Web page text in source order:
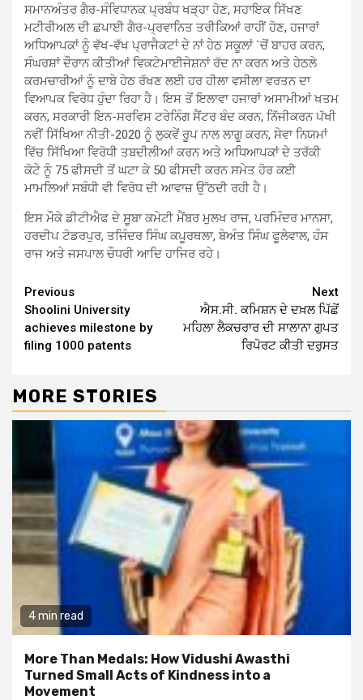
ਸਮਾਨਅੰਤਰ ਗੈਰ-ਸੰਵਿਧਾਨਕ ਪ੍ਰਬੰਧ ਖੜ੍ਹਾ ਹੋਣ, ਸਹਾਇਕ ਸਿੱਖਣ
ਮਟੀਰੀਅਲ ਦੀ ਛਪਾਈ ਗੈਰ-ਪ੍ਰਵਾਨਿਤ ਤਰੀਕਿਆਂ ਰਾਹੀਂ ਹੋਣ, ਹਜਾਰਾਂ
ਅਧਿਆਪਕਾਂ ਨੂੰ ਵੱਖ-ਵੱਖ ਪ੍ਰਾਜੈਕਟਾਂ ਦੇ ਨਾਂ ਹੇਠ ਸਕੂਲਾਂ `ਚੋਂ ਬਾਹਰ ਕਰਨ,
ਸੰਘਰਸ਼ਾਂ ਦੌਰਾਨ ਕੀਤੀਆਂ ਵਿਕਟੇਮਾਈਜੇਸ਼ਨਾਂ ਰੱਦ ਨਾ ਕਰਨ ਅਤੇ ਹੇਠਲੇ
ਕਰਮਚਾਰੀਆਂ ਨੂੰ ਦਾਬੇ ਹੇਠ ਰੱਖਣ ਲਈ ਹਰ ਹੀਲਾ ਵਸੀਲਾ ਵਰਤਨ ਦਾ
ਵਿਆਪਕ ਵਿਰੋਧ ਹੁੰਦਾ ਰਿਹਾ ਹੈ। ਇਸ ਤੋਂ ਇਲਾਵਾ ਹਜਾਰਾਂ ਅਸਾਮੀਆਂ ਖਤਮ
ਕਰਨ, ਸਰਕਾਰੀ ਇਨ-ਸਰਵਿਸ ਟਰੇਨਿੰਗ ਸੈਂਟਰ ਬੰਦ ਕਰਨ, ਨਿੱਜੀਕਰਨ ਪੱਖੀ
ਨਵੀਂ ਸਿੱਖਿਆ ਨੀਤੀ-2020 ਨੂੰ ਲੁਕਵੇਂ ਰੂਪ ਨਾਲ ਲਾਗੂ ਕਰਨ, ਸੇਵਾ ਨਿਯਮਾਂ
ਵਿੱਚ ਸਿੱਖਿਆ ਵਿਰੋਧੀ ਤਬਦੀਲੀਆਂ ਕਰਨ ਅਤੇ ਅਧਿਆਪਕਾਂ ਦੇ ਤਰੱਕੀ
ਕੋਟੇ ਨੂੰ 75 ਫੀਸਦੀ ਤੋਂ ਘਟਾ ਕੇ 50 ਫੀਸਦੀ ਕਰਨ ਸਮੇਤ ਹੋਰ ਕਈ
ਮਾਮਲਿਆਂ ਸਬੰਧੀ ਵੀ ਵਿਰੋਧ ਦੀ ਆਵਾਜ਼ ਉੱਠਦੀ ਰਹੀ ਹੈ।
ਇਸ ਮੌਕੇ ਡੀਟੀਐਫ ਦੇ ਸੂਬਾ ਕਮੇਟੀ ਮੈਂਬਰ ਮੁਲਖ ਰਾਜ, ਪਰਮਿੰਦਰ ਮਾਨਸਾ,
ਹਰਦੀਪ ਟੋਡਰਪੁਰ, ਤਜਿੰਦਰ ਸਿੰਘ ਕਪੂਰਥਲਾ, ਬੇਅੰਤ ਸਿੰਘ ਫੂਲੇਵਾਲ, ਹੰਸ
ਰਾਜ ਅਤੇ ਜਸਪਾਲ ਚੌਧਰੀ ਆਦਿ ਹਾਜਿਰ ਰਹੇ।
Continue
Reading
Previous
Shoolini University
achieves milestone by
filing 1000 patents
Next
ਐਸ.ਸੀ. ਕਮਿਸ਼ਨ ਦੇ ਦਖ਼ਲ ਪਿੱਛੋਂ
ਮਹਿਲਾ ਲੈਕਚਰਾਰ ਦੀ ਸਾਲਾਨਾ ਗੁਪਤ
ਰਿਪੋਰਟ ਕੀਤੀ ਦਰੁਸਤ
MORE STORIES
4 min read
More Than Medals: How Vidushi Awasthi
Turned Small Acts of Kindness into a
Movement